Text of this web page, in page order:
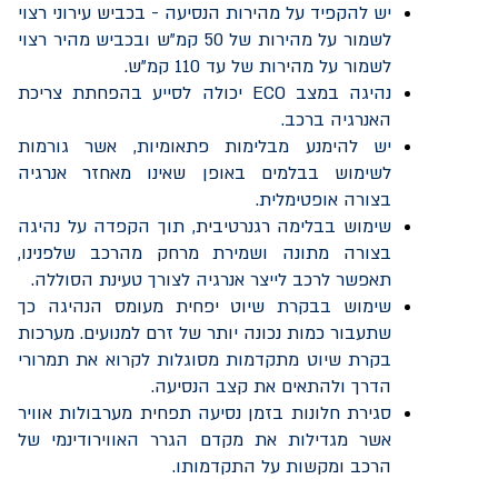
יש להקפיד על מהירות הנסיעה - בכביש עירוני רצוי
לשמור על מהירות של 50 קמ”ש ובכביש מהיר רצוי
לשמור על מהירות של עד 110 קמ"ש.
נהיגה במצבECO יכולה לסייע בהפחתת צריכת
האנרגיה ברכב.
יש להימנע מבלימות פתאומיות, אשר גורמות
לשימוש בבלמים באופן שאינו מאחזר אנרגיה
בצורה אופטימלית.
שימוש בבלימה רגנרטיבית, תוך הקפדה על נהיגה
בצורה מתונה ושמירת מרחק מהרכב שלפנינו,
תאפשר לרכב לייצר אנרגיה לצורך טעינת הסוללה.
שימוש בבקרת שיוט יפחית מעומס הנהיגה כך
שתעבור כמות נכונה יותר של זרם למנועים. מערכות
בקרת שיוט מתקדמות מסוגלות לקרוא את תמרורי
הדרך ולהתאים את קצב הנסיעה.
סגירת חלונות בזמן נסיעה תפחית מערבולות אוויר
אשר מגדילות את מקדם הגרר האווירודינמי של
הרכב ומקשות על התקדמותו.